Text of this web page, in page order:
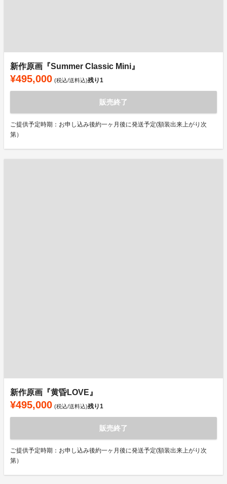
新作原画『Summer Classic Mini』
¥495,000 (税込/送料込)残り1
販売終了
ご提供予定時期：お申し込み後約一ヶ月後に発送予定(額装出来上がり次
第）
新作原画『黄昏LOVE』
¥495,000 (税込/送料込)残り1
販売終了
ご提供予定時期：お申し込み後約一ヶ月後に発送予定(額装出来上がり次
第）